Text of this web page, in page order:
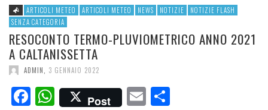
ARTICOLI METEO ARTICOLI METEO NEWS NOTIZIE
NOTIZIE FLASH
SENZA CATEGORIA
RESOCONTO TERMO-PLUVIOMETRICO ANNO 2021
A CALTANISSETTA
ADMIN 3 GENNAIO 2022
Facebook
WhatsApp
Post Email